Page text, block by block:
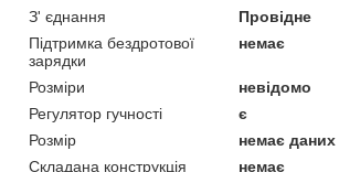
З' єднання
Провідне
Підтримка бездротової
зарядки
немає
Розміри
невідомо
Регулятор гучності
є
Розмір
немає даних
Складана конструкція
немає